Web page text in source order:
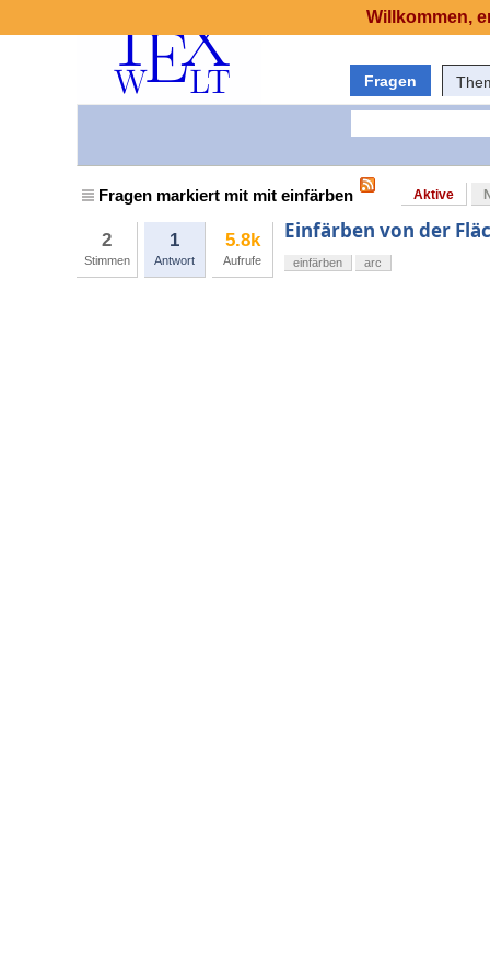
Fragen
Fragen markiert mit mit einfärben Aktive
2
Stimmen
1
Antwort
5.8k
Aufrufe
Einfärben von der
einfärben arc
Willkommen,